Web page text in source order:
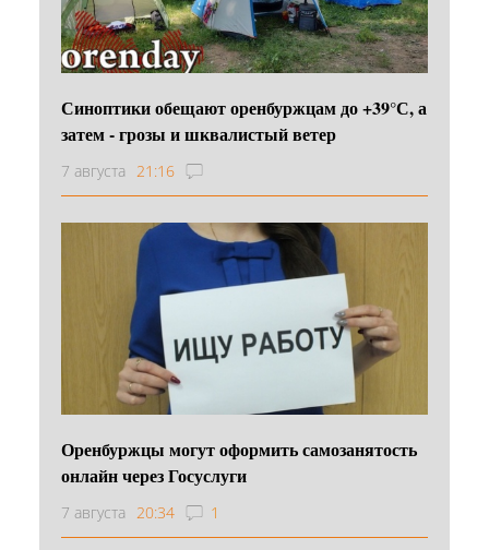
Синоптики обещают оренбуржцам до +39°С, а
затем - грозы и шквалистый ветер
7 августа 21:16
Оренбуржцы могут оформить самозанятость
онлайн через Госуслуги
7 августа 20:34 1